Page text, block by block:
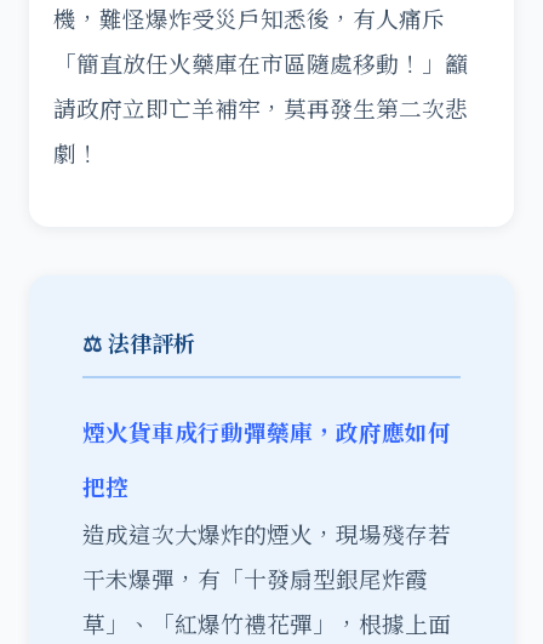
機，難怪爆炸受災戶知悉後，有人痛斥
「簡直放任火藥庫在市區隨處移動！」籲
請政府立即亡羊補牢，莫再發生第二次悲
劇！
⚖️ 法律評析
煙火貨車成行動彈藥庫，政府應如何
把控
造成這次大爆炸的煙火，現場殘存若
干未爆彈，有「十發扇型銀尾炸霞
草」、「紅爆竹禮花彈」，根據上面